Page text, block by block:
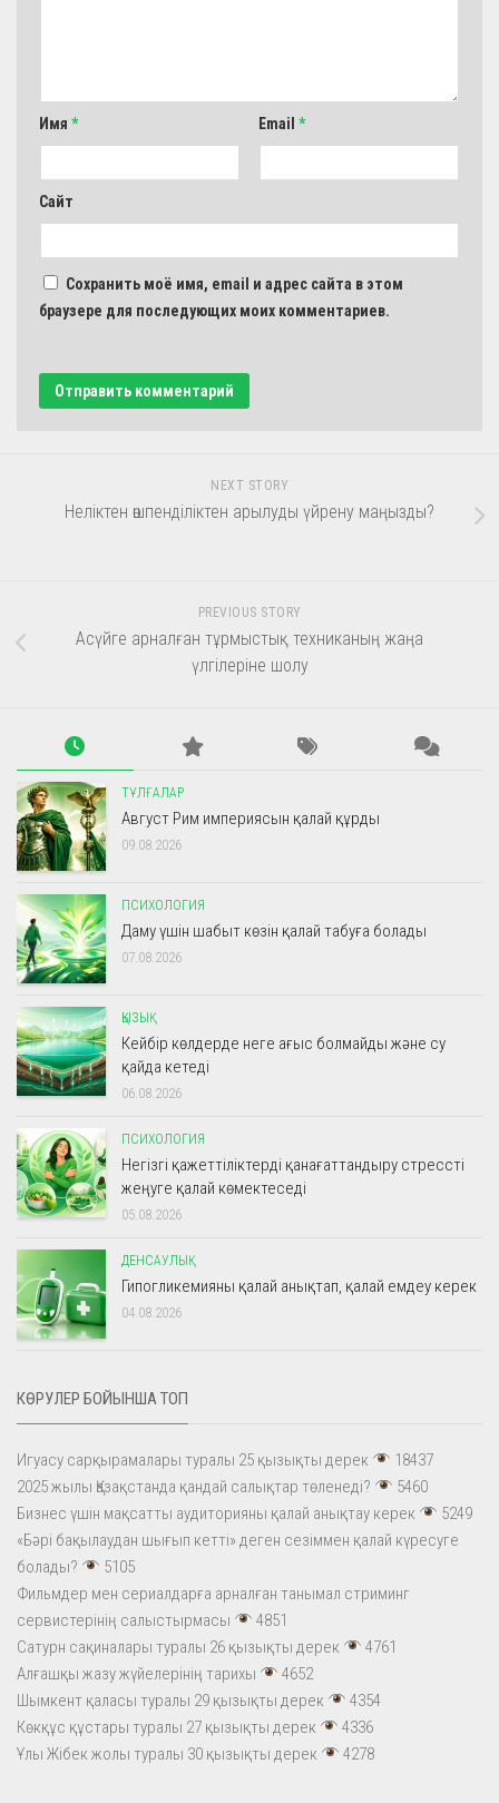
Имя * Email *
Сайт
Сохранить моё имя, email и адрес сайта в этом
браузере для последующих моих комментариев.
NEXT STORY
Неліктен өшпенділіктен арылуды үйрену маңызды?
PREVIOUS STORY
Асүйге арналған тұрмыстық техниканың жаңа
үлгілеріне шолу
ТҰЛҒАЛАР
Август Рим империясын қалай құрды
09.08.2026
ПСИХОЛОГИЯ
Даму үшін шабыт көзін қалай табуға болады
07.08.2026
ҚЫЗЫҚ
Кейбір көлдерде неге ағыс болмайды және су
қайда кетеді
06.08.2026
ПСИХОЛОГИЯ
Негізгі қажеттіліктерді қанағаттандыру стрессті
жеңуге қалай көмектеседі
05.08.2026
ДЕНСАУЛЫҚ
Гипогликемияны қалай анықтап, қалай емдеу керек
04.08.2026
КӨРУЛЕР БОЙЫНША ТОП
Игуасу сарқырамалары туралы 25 қызықты дерек
18437
2025 жылы Қазақстанда қандай салықтар төленеді?
5460
Бизнес үшін мақсатты аудиторияны қалай анықтау керек
5249
«Бәрі бақылаудан шығып кетті» деген сезіммен қалай күресуге
болады?
5105
Фильмдер мен сериалдарға арналған танымал стриминг
сервистерінің салыстырмасы
4851
Сатурн сақиналары туралы 26 қызықты дерек
4761
Алғашқы жазу жүйелерінің тарихы
4652
Шымкент қаласы туралы 29 қызықты дерек
4354
Көкқұс құстары туралы 27 қызықты дерек
4336
Ұлы Жібек жолы туралы 30 қызықты дерек
4278